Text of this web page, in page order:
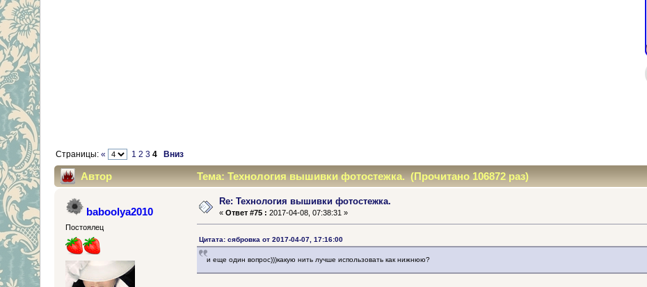
Страницы:« 1 2 3 4 Вниз
Автор Тема: Технология вышивки фотостежка. (Прочитано 106872 раз)
baboolya2010
Постоялец
Re: Технология вышивки фотостежка.
«Ответ #75 : 2017-04-08, 07:38:31 »
Цитата: сябровка от 2017-04-07, 17:16:00
и еще один вопрос)))какую нить лучше использовать как нижнюю?